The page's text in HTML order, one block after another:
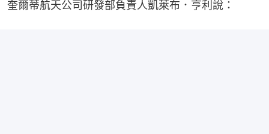
奎爾蒂航天公司研發部負責人凱萊布．亨利說：